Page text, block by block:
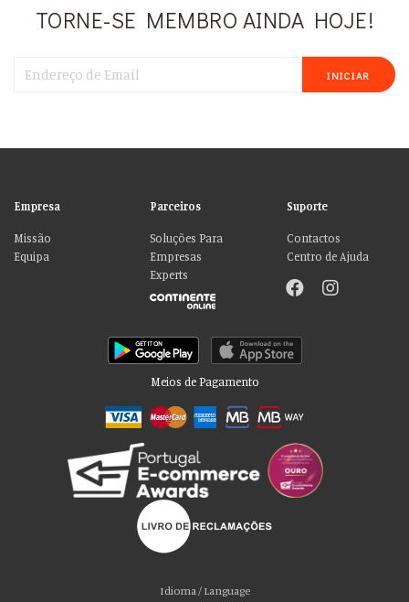
TORNE-SE MEMBRO AINDA HOJE!
INICIAR
Empresa
Missão
Equipa
Parceiros
Soluções Para
Empresas
Experts
Suporte
Contactos
Centro de Ajuda
Meios de Pagamento
Idioma / Language
Por favor aceite as nossas deliciosas